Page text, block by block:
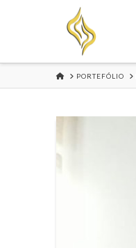
HOMEPORTEFÓLIO